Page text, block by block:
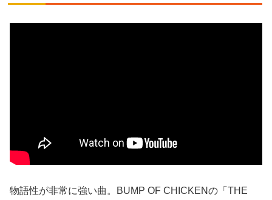
物語性が非常に強い曲。BUMP OF CHICKENの「THE